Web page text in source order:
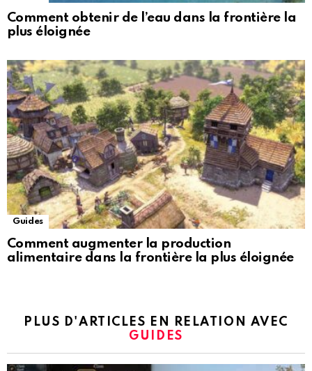
Comment obtenir de l’eau dans la frontière la
plus éloignée
Guides
Comment augmenter la production
alimentaire dans la frontière la plus éloignée
PLUS D'ARTICLES EN RELATION AVEC
GUIDES